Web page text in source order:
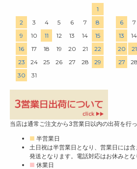
1
2
3 4 5 6 7
8
9
10 11 12 13 14
15
16
17 18 19 20 21
22
23
24 25 26 27 28
29
30
31
6
7
13
14
20
21
27
28
当店は通常ご注文から3営業日以内の出荷を行っ
■ 半営業日
土日祝は半営業日となり、営業日には
発送となります。電話対応はお休みとな
■ 休業日